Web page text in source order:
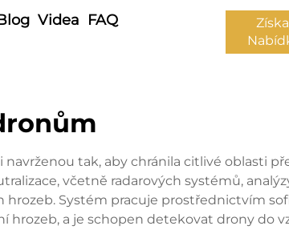
Videa FAQ
tak, aby chránila citlivé oblasti
včetně radarových systémů,
Systém pracuje prostřednictvím
a je schopen detekovat drony do